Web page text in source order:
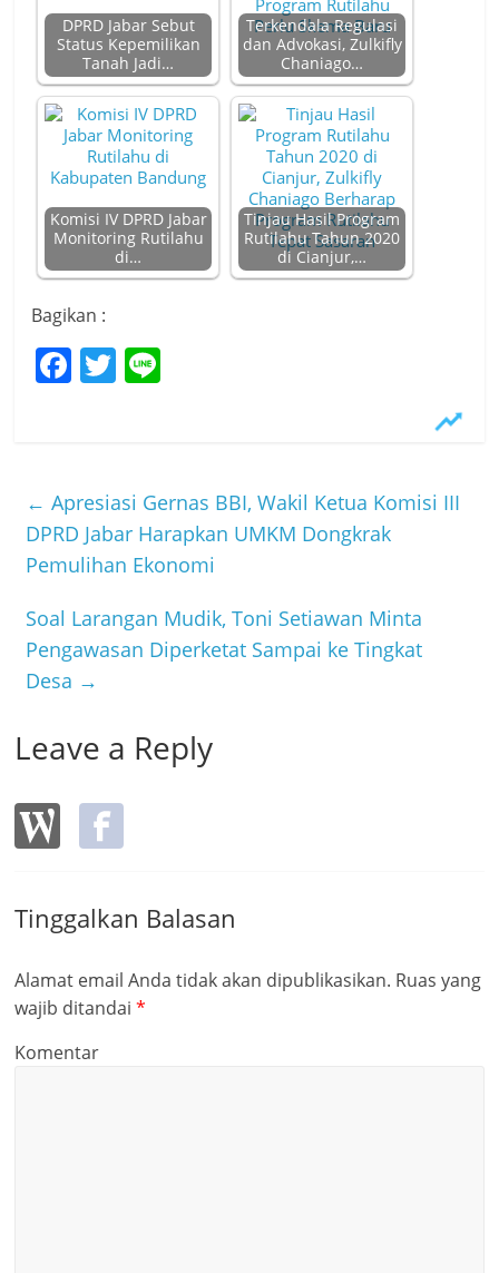
DPRD Jabar Sebut
Status Kepemilikan
Tanah Jadi…
Terkendala Regulasi
dan Advokasi, Zulkifly
Chaniago…
Komisi IV DPRD Jabar
Monitoring Rutilahu
di…
Tinjau Hasil Program
Rutilahu Tahun 2020
di Cianjur,…
Bagikan :
F
b
o
o
k
T
← Apresiasi Gernas BBI, Wakil Ketua Komisi III
DPRD Jabar Harapkan UMKM Dongkrak
Pemulihan Ekonomi
Soal Larangan Mudik, Toni Setiawan Minta
Pengawasan Diperketat Sampai ke Tingkat
Desa →
Leave a Reply
Tinggalkan Balasan
Alamat email Anda tidak akan dipublikasikan. Ruas yang
wajib ditandai*
Komentar